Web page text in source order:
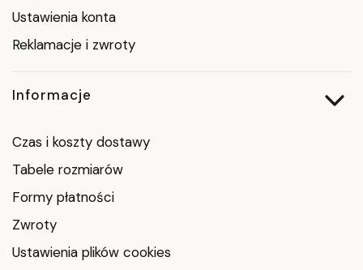
Ustawienia konta
Reklamacje i zwroty
Informacje
Czas i koszty dostawy
Tabele rozmiarów
Formy płatności
Zwroty
Ustawienia plików cookies